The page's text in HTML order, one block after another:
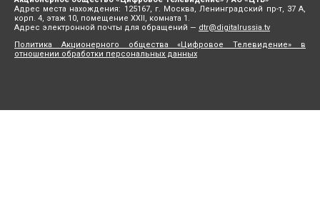
Адрес места нахождения: 125167, г. Москва, Ленинградский пр-т, 37 А,
корп. 4, этаж 10, помещение XXII, комната 1.
Адрес электронной почты для обращений — dtr@digitalrussia.tv
Политика Акционерного общества «Цифровое Телевидение» в
отношении обработки персональных данных